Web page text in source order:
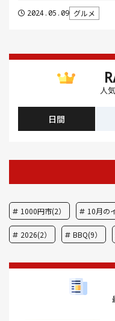
2024.05.09 グルメ
人
日間
1000円市(2） 10月の
2026(2） BBQ(9）
アイスクリーム(1）
アジフ